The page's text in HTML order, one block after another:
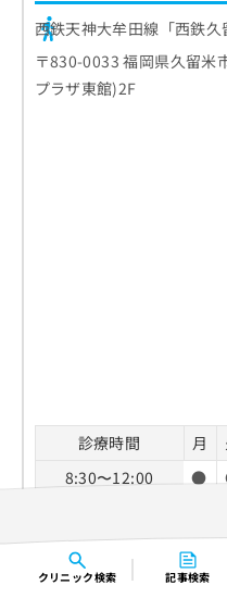
クリニック検索 記事検索
西鉄天神大牟田線「西鉄
〒830-0033 福岡県久留米
プラザ東館)2F
診療時間 月
8:30〜12:00
●